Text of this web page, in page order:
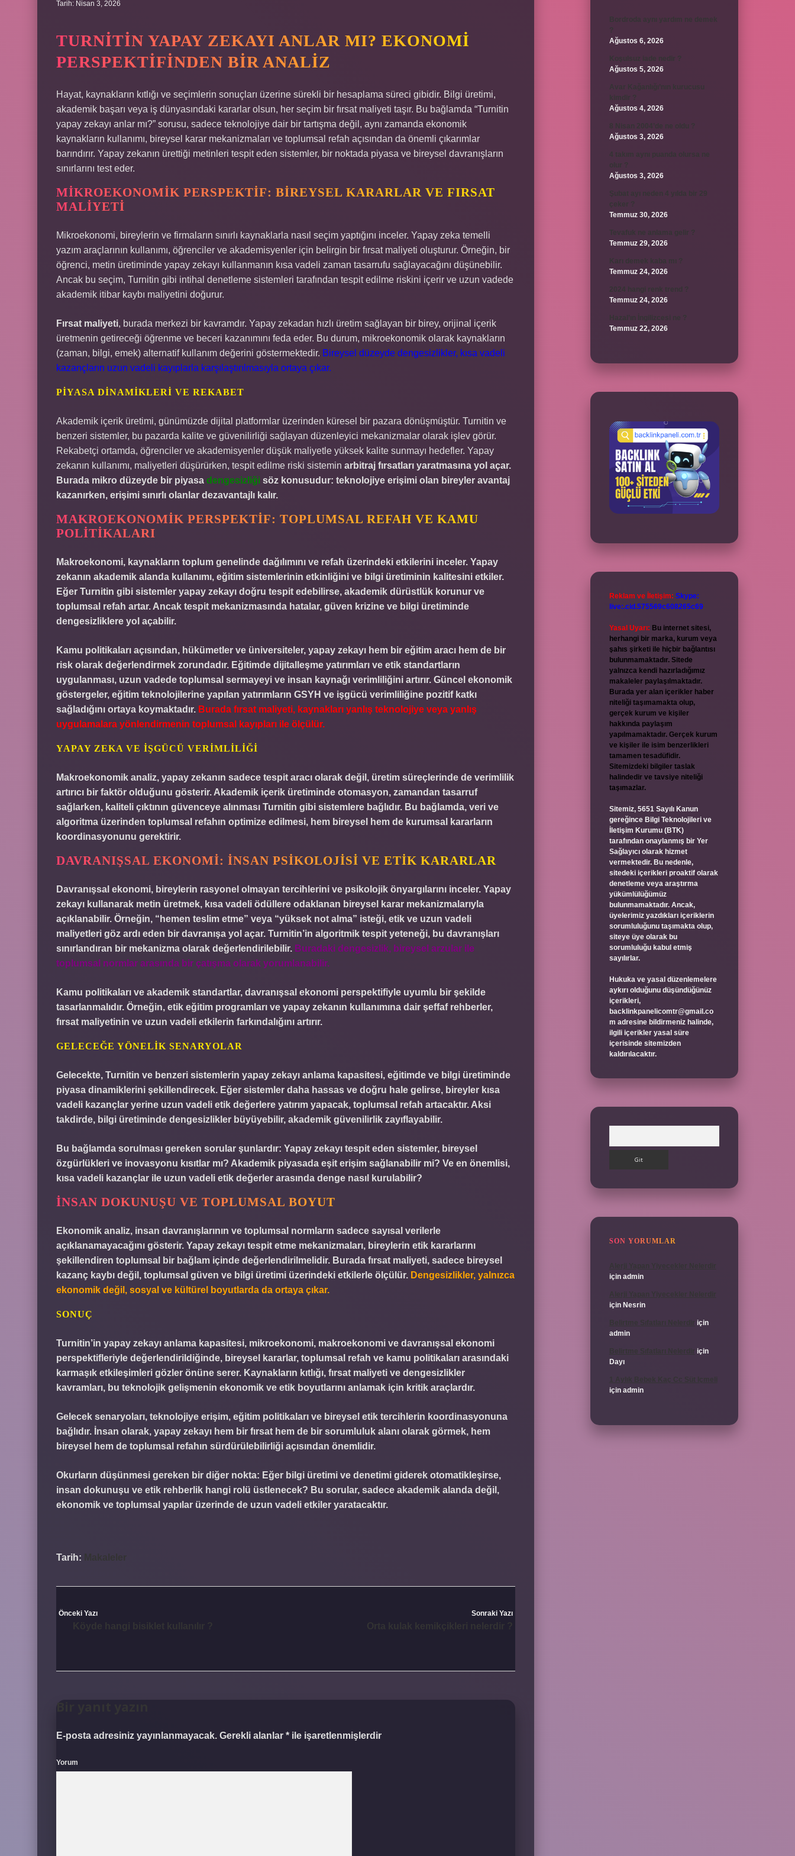
Tarih: Nisan 3, 2026
TURNITIN YAPAY ZEKAYI ANLAR MI? EKONOMI
PERSPEKTIFINDEN BIR ANALIZ
Hayat, kaynakların kıtlığı ve seçimlerin sonuçları üzerine sürekli bir hesaplama süreci gibidir. Bilgi üretimi,
akademik başarı veya iş dünyasındaki kararlar olsun, her seçim bir fırsat maliyeti taşır. Bu bağlamda “Turnitin
yapay zekayı anlar mı?” sorusu, sadece teknolojiye dair bir tartışma değil, aynı zamanda ekonomik
kaynakların kullanımı, bireysel karar mekanizmaları ve toplumsal refah açısından da önemli çıkarımlar
barındırır. Yapay zekanın ürettiği metinleri tespit eden sistemler, bir noktada piyasa ve bireysel davranışların
sınırlarını test eder.
MIKROEKONOMIK PERSPEKTIF: BIREYSEL KARARLAR VE FIRSAT
MALIYETI
Mikroekonomi, bireylerin ve firmaların sınırlı kaynaklarla nasıl seçim yaptığını inceler. Yapay zeka temelli
yazım araçlarının kullanımı, öğrenciler ve akademisyenler için belirgin bir fırsat maliyeti oluşturur. Örneğin, bir
öğrenci, metin üretiminde yapay zekayı kullanmanın kısa vadeli zaman tasarrufu sağlayacağını düşünebilir.
Ancak bu seçim, Turnitin gibi intihal denetleme sistemleri tarafından tespit edilme riskini içerir ve uzun vadede
akademik itibar kaybı maliyetini doğurur.
Fırsat maliyeti, burada merkezi bir kavramdır. Yapay zekadan hızlı üretim sağlayan bir birey, orijinal içerik
üretmenin getireceği öğrenme ve beceri kazanımını feda eder. Bu durum, mikroekonomik olarak kaynakların
(zaman, bilgi, emek) alternatif kullanım değerini göstermektedir. Bireysel düzeyde dengesizlikler, kısa vadeli
kazançların uzun vadeli kayıplarla karşılaştırılmasıyla ortaya çıkar.
PIYASA DINAMIKLERI VE REKABET
Akademik içerik üretimi, günümüzde dijital platformlar üzerinden küresel bir pazara dönüşmüştür. Turnitin ve
benzeri sistemler, bu pazarda kalite ve güvenilirliği sağlayan düzenleyici mekanizmalar olarak işlev görür.
Rekabetçi ortamda, öğrenciler ve akademisyenler düşük maliyetle yüksek kalite sunmayı hedefler. Yapay
zekanın kullanımı, maliyetleri düşürürken, tespit edilme riski sistemin arbitraj fırsatları yaratmasına yol açar.
Burada mikro düzeyde bir piyasa dengesizliği söz konusudur: teknolojiye erişimi olan bireyler avantaj
kazanırken, erişimi sınırlı olanlar dezavantajlı kalır.
MAKROEKONOMIK PERSPEKTIF: TOPLUMSAL REFAH VE KAMU
POLITIKALARI
Makroekonomi, kaynakların toplum genelinde dağılımını ve refah üzerindeki etkilerini inceler. Yapay
zekanın akademik alanda kullanımı, eğitim sistemlerinin etkinliğini ve bilgi üretiminin kalitesini etkiler.
Eğer Turnitin gibi sistemler yapay zekayı doğru tespit edebilirse, akademik dürüstlük korunur ve
toplumsal refah artar. Ancak tespit mekanizmasında hatalar, güven krizine ve bilgi üretiminde
dengesizliklere yol açabilir.
Kamu politikaları açısından, hükümetler ve üniversiteler, yapay zekayı hem bir eğitim aracı hem de bir
risk olarak değerlendirmek zorundadır. Eğitimde dijitalleşme yatırımları ve etik standartların
uygulanması, uzun vadede toplumsal sermayeyi ve insan kaynağı verimliliğini artırır. Güncel ekonomik
göstergeler, eğitim teknolojilerine yapılan yatırımların GSYH ve işgücü verimliliğine pozitif katkı
sağladığını ortaya koymaktadır. Burada fırsat maliyeti, kaynakları yanlış teknolojiye veya yanlış
uygulamalara yönlendirmenin toplumsal kayıpları ile ölçülür.
YAPAY ZEKA VE İŞGÜCÜ VERIMLILIĞI
Makroekonomik analiz, yapay zekanın sadece tespit aracı olarak değil, üretim süreçlerinde de verimlilik
artırıcı bir faktör olduğunu gösterir. Akademik içerik üretiminde otomasyon, zamandan tasarruf
sağlarken, kaliteli çıktının güvenceye alınması Turnitin gibi sistemlere bağlıdır. Bu bağlamda, veri ve
algoritma üzerinden toplumsal refahın optimize edilmesi, hem bireysel hem de kurumsal kararların
koordinasyonunu gerektirir.
DAVRANIŞSAL EKONOMI: İNSAN PSIKOLOJISI VE ETIK KARARLAR
Davranışsal ekonomi, bireylerin rasyonel olmayan tercihlerini ve psikolojik önyargılarını inceler. Yapay
zekayı kullanarak metin üretmek, kısa vadeli ödüllere odaklanan bireysel karar mekanizmalarıyla
açıklanabilir. Örneğin, “hemen teslim etme” veya “yüksek not alma” isteği, etik ve uzun vadeli
maliyetleri göz ardı eden bir davranışa yol açar. Turnitin’in algoritmik tespit yeteneği, bu davranışları
sınırlandıran bir mekanizma olarak değerlendirilebilir. Buradaki dengesizlik, bireysel arzular ile
toplumsal normlar arasında bir çatışma olarak yorumlanabilir.
Kamu politikaları ve akademik standartlar, davranışsal ekonomi perspektifiyle uyumlu bir şekilde
tasarlanmalıdır. Örneğin, etik eğitim programları ve yapay zekanın kullanımına dair şeffaf rehberler,
fırsat maliyetinin ve uzun vadeli etkilerin farkındalığını artırır.
GELECEĞE YÖNELIK SENARYOLAR
Gelecekte, Turnitin ve benzeri sistemlerin yapay zekayı anlama kapasitesi, eğitimde ve bilgi üretiminde
piyasa dinamiklerini şekillendirecek. Eğer sistemler daha hassas ve doğru hale gelirse, bireyler kısa
vadeli kazançlar yerine uzun vadeli etik değerlere yatırım yapacak, toplumsal refah artacaktır. Aksi
takdirde, bilgi üretiminde dengesizlikler büyüyebilir, akademik güvenilirlik zayıflayabilir.
Bu bağlamda sorulması gereken sorular şunlardır: Yapay zekayı tespit eden sistemler, bireysel
özgürlükleri ve inovasyonu kısıtlar mı? Akademik piyasada eşit erişim sağlanabilir mi? Ve en önemlisi,
kısa vadeli kazançlar ile uzun vadeli etik değerler arasında denge nasıl kurulabilir?
İNSAN DOKUNUŞU VE TOPLUMSAL BOYUT
Ekonomik analiz, insan davranışlarının ve toplumsal normların sadece sayısal verilerle
açıklanamayacağını gösterir. Yapay zekayı tespit etme mekanizmaları, bireylerin etik kararlarını
şekillendiren toplumsal bir bağlam içinde değerlendirilmelidir. Burada fırsat maliyeti, sadece bireysel
kazanç kaybı değil, toplumsal güven ve bilgi üretimi üzerindeki etkilerle ölçülür. Dengesizlikler, yalnızca
ekonomik değil, sosyal ve kültürel boyutlarda da ortaya çıkar.
SONUÇ
Turnitin’in yapay zekayı anlama kapasitesi, mikroekonomi, makroekonomi ve davranışsal ekonomi
perspektifleriyle değerlendirildiğinde, bireysel kararlar, toplumsal refah ve kamu politikaları arasındaki
karmaşık etkileşimleri gözler önüne serer. Kaynakların kıtlığı, fırsat maliyeti ve dengesizlikler
kavramları, bu teknolojik gelişmenin ekonomik ve etik boyutlarını anlamak için kritik araçlardır.
Gelecek senaryoları, teknolojiye erişim, eğitim politikaları ve bireysel etik tercihlerin koordinasyonuna
bağlıdır. İnsan olarak, yapay zekayı hem bir fırsat hem de bir sorumluluk alanı olarak görmek, hem
bireysel hem de toplumsal refahın sürdürülebilirliği açısından önemlidir.
Okurların düşünmesi gereken bir diğer nokta: Eğer bilgi üretimi ve denetimi giderek otomatikleşirse,
insan dokunuşu ve etik rehberlik hangi rolü üstlenecek? Bu sorular, sadece akademik alanda değil,
ekonomik ve toplumsal yapılar üzerinde de uzun vadeli etkiler yaratacaktır.
Tarih: Makaleler
Önceki Yazı Sonraki Yazı
E-posta adresiniz yayınlanmayacak. Gerekli alanlar * ile işaretlenmişlerdir
Yorum
Bordroda aynı yardım ne demek
Ağustos 6, 2026
Koşulsuz iade nedir ?
Ağustos 5, 2026
Avar Kağanlığı’nın kurucusu
kimdir ?
Ağustos 4, 2026
8 Nisan 2004’de ne oldu ?
Ağustos 3, 2026
4 takım aynı puanda olursa ne
Ağustos 3, 2026
Şubat ayı neden 4 yılda bir 29
Temmuz 30, 2026
Tevafuk ne anlama gelir ?
Temmuz 29, 2026
Temmuz 24, 2026
Temmuz 24, 2026
Temmuz 22, 2026
Reklam ve İletişim: Skype:
live:.cid.575569c608265c69
Yasal Uyarı: Bu internet sitesi,
herhangi bir marka, kurum veya
şahıs şirketi ile hiçbir bağlantısı
bulunmamaktadır. Sitede
yalnızca kendi hazırladığımız
makaleler paylaşılmaktadır.
Burada yer alan içerikler haber
niteliği taşımamakta olup,
gerçek kurum ve kişiler
hakkında paylaşım
yapılmamaktadır. Gerçek kurum
ve kişiler ile isim benzerlikleri
tamamen tesadüfidir.
Sitemizdeki bilgiler taslak
halindedir ve tavsiye niteliği
taşımazlar.
Sitemiz, 5651 Sayılı Kanun
gereğince Bilgi Teknolojileri ve
İletişim Kurumu (BTK)
tarafından onaylanmış bir Yer
Sağlayıcı olarak hizmet
vermektedir. Bu nedenle,
sitedeki içerikleri proaktif olarak
denetleme veya araştırma
yükümlülüğümüz
bulunmamaktadır. Ancak,
üyelerimiz yazdıkları içeriklerin
sorumluluğunu taşımakta olup,
siteye üye olarak bu
sorumluluğu kabul etmiş
sayılırlar.
Hukuka ve yasal düzenlemelere
aykırı olduğunu düşündüğünüz
içerikleri,
backlinkpanelicomtr@gmail.co
m adresine bildirmeniz halinde,
ilgili içerikler yasal süre
içerisinde sitemizden
kaldırılacaktır.
SON YORUMLAR
için admin
için Nesrin
için
admin
için
Dayı
için admin